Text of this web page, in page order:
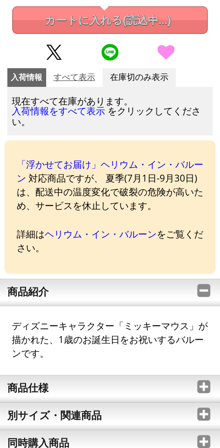
カートに入れる(読込中...)
入荷情報 すべて表示 在庫切のみ表示
現在すべて在庫があります。
入荷情報をすべて表示 をクリックしてくださ
い。
「浮かせてお届け」ヘリウム・イン・バルー
ン 対応商品ですが、 夏季(7月1日-9月30日)
は、配送中の温度変化で破裂の危険が高いた
め、サービスを休止しています。
詳細はヘリウム・イン・バルーンをご覧くだ
さい。
商品紹介
ディズニーキャラクター「ミッキーマウス」が
描かれた、1歳のお誕生日をお祝いするバルー
ンです。
商品仕様
別サイズ・関連商品
同時購入商品